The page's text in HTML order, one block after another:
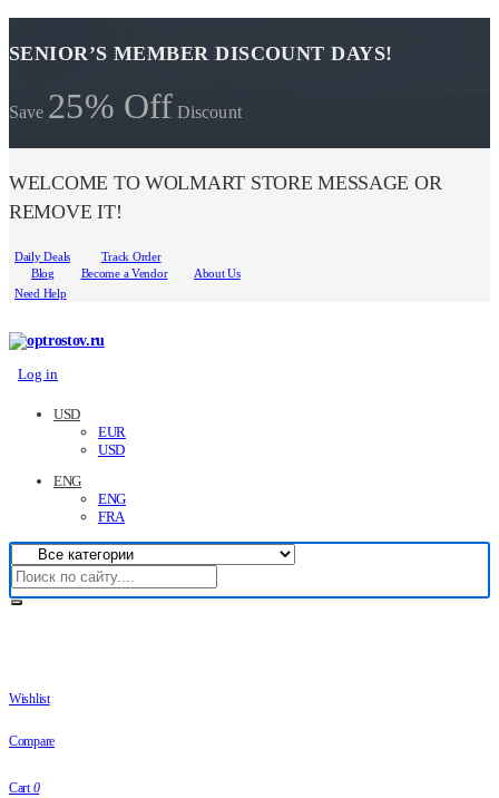
SENIOR’S MEMBER DISCOUNT DAYS!
Save 25% Off Discount
WELCOME TO WOLMART STORE MESSAGE OR
REMOVE IT!
Daily Deals
Track Order
Blog
Become a Vendor
About Us
Need Help
Log in
USD
EUR
USD
ENG
ENG
FRA
Wishlist
Compare
Cart 0